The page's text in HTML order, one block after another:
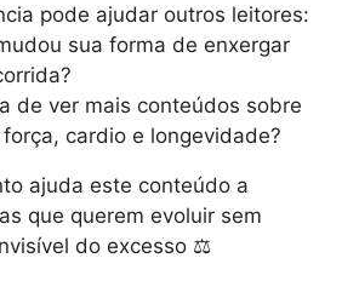
pode ajudar outros leitores:
sua forma de enxergar
de ver mais conteúdos sobre
cardio e longevidade?
ajuda este conteúdo a
que querem evoluir sem
do excesso ⚖️